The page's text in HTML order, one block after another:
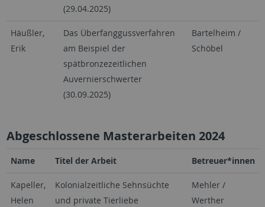
(29.04.2025)
Häußler,
Erik
Das Überfanggussverfahren
am Beispiel der
spätbronzezeitlichen
Auvernierschwerter
(30.09.2025)
Bartelheim /
Schöbel
Abgeschlossene Masterarbeiten 2024
Name Titel der Arbeit Betreuer*innen
Kapeller,
Helen
Kolonialzeitliche Sehnsüchte
und private Tierliebe
Mehler /
Werther